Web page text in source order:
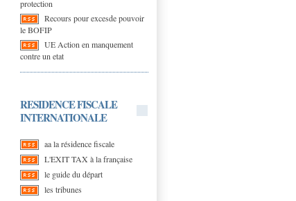
protection
Recours pour excesde pouvoir
le BOFIP
UE Action en manquement
contre un etat
RESIDENCE FISCALE
INTERNATIONALE
aa la résidence fiscale
L'EXIT TAX à la française
le guide du départ
les tribunes